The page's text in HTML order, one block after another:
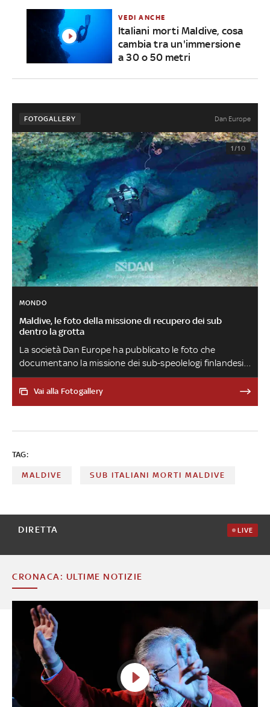
VEDI ANCHE
Italiani morti Maldive, cosa
cambia tra un'immersione
a 30 o 50 metri
FOTOGALLERY Dan Europe
1/10
MONDO
Maldive, le foto della missione di recupero dei sub
dentro la grotta
La società Dan Europe ha pubblicato le foto che
documentano la missione dei sub-speolelogi finlandesi
Sami Paakkarinen, Jenni Westerlund e Patrik Grönqvist. I
tre sono stati impegnati per quattro giorni nel recupero
Vai alla Fotogallery
TAG:
MALDIVE SUB ITALIANI MORTI MALDIVE
DIRETTA LIVE
CRONACA: ULTIME NOTIZIE